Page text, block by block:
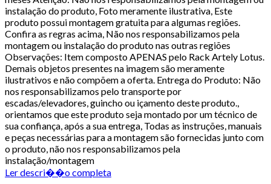
instalação do produto, Foto meramente ilustrativa, Este
produto possui montagem gratuita para algumas regiões.
Confira as regras acima, Não nos responsabilizamos pela
montagem ou instalação do produto nas outras regiões
Observações: Item composto APENAS pelo Rack Artely Lotus.
Demais objetos presentes na imagem são meramente
ilustrativos e não compõem a oferta. Entrega do Produto: Não
nos responsabilizamos pelo transporte por
escadas/elevadores, guincho ou içamento deste produto.,
orientamos que este produto seja montado por um técnico de
sua confiança, após a sua entrega, Todas as instruções, manuais
e peças necessárias para a montagem são fornecidas junto com
o produto, não nos responsabilizamos pela
instalação/montagem
Ler descri��o completa